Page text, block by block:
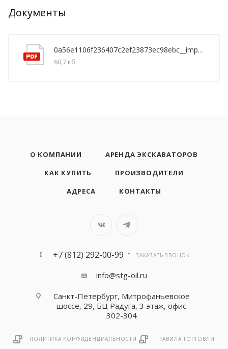
Документы
0a56e1106f236407c2ef23873ec98ebc__imp789923674imp__
60,7 кб
О КОМПАНИИ
АРЕНДА ЭКСКАВАТОРОВ
КАК КУПИТЬ
ПРОИЗВОДИТЕЛИ
АДРЕСА
КОНТАКТЫ
+7 (812) 292-00-99 ЗАКАЗАТЬ ЗВОНОК
info@stg-oil.ru
Санкт-Петербург, Митрофаньевское
шоссе, 29, БЦ Радуга, 3 этаж, офис
302-304
ПОЛИТИКА КОНФИДЕНЦИАЛЬНОСТИ ПРАВИЛА ТОРГОВЛИ